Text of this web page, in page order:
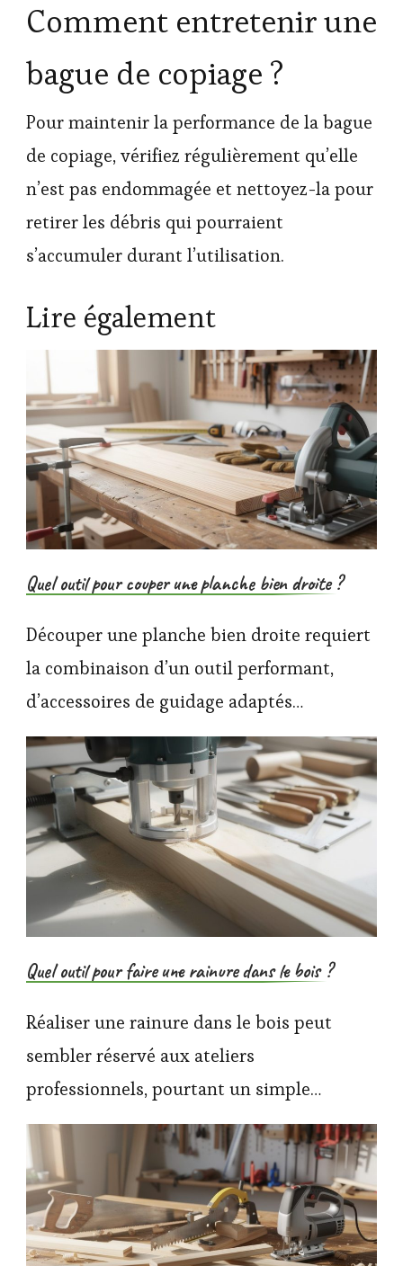
Comment entretenir une
bague de copiage ?
Pour maintenir la performance de la bague
de copiage, vérifiez régulièrement qu’elle
n’est pas endommagée et nettoyez-la pour
retirer les débris qui pourraient
s’accumuler durant l’utilisation.
Lire également
Quel outil pour couper une planche bien droite ?
Découper une planche bien droite requiert
la combinaison d’un outil performant,
d’accessoires de guidage adaptés…
Quel outil pour faire une rainure dans le bois ?
Réaliser une rainure dans le bois peut
sembler réservé aux ateliers
professionnels, pourtant un simple…